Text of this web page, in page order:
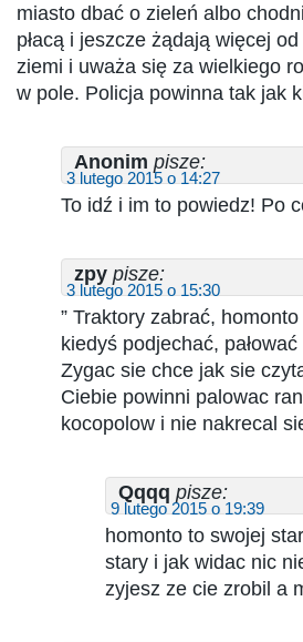
miasto dbać o zieleń albo
płacą i jeszcze żądają więcej
ziemi i uważa się za wielkiego
w pole. Policja powinna tak jak
Anonim pisze:
3 lutego 2015 o 14:27
To idź i im to powiedz! Po
zpy pisze:
3 lutego 2015 o 15:30
” Traktory zabrać,
kiedyś podjechać, pałować
Zygac sie chce jak sie
Ciebie powinni palowac
kocopolow i nie nakrecal
Qqqq pisze:
9 lutego 2015 o 19:39
homonto to swojej
stary i jak widac nic
zyjesz ze cie zrobil a